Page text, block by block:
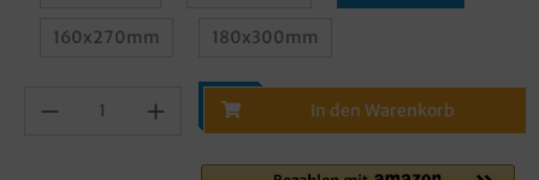
160x270mm 180x300mm
In den Warenkorb